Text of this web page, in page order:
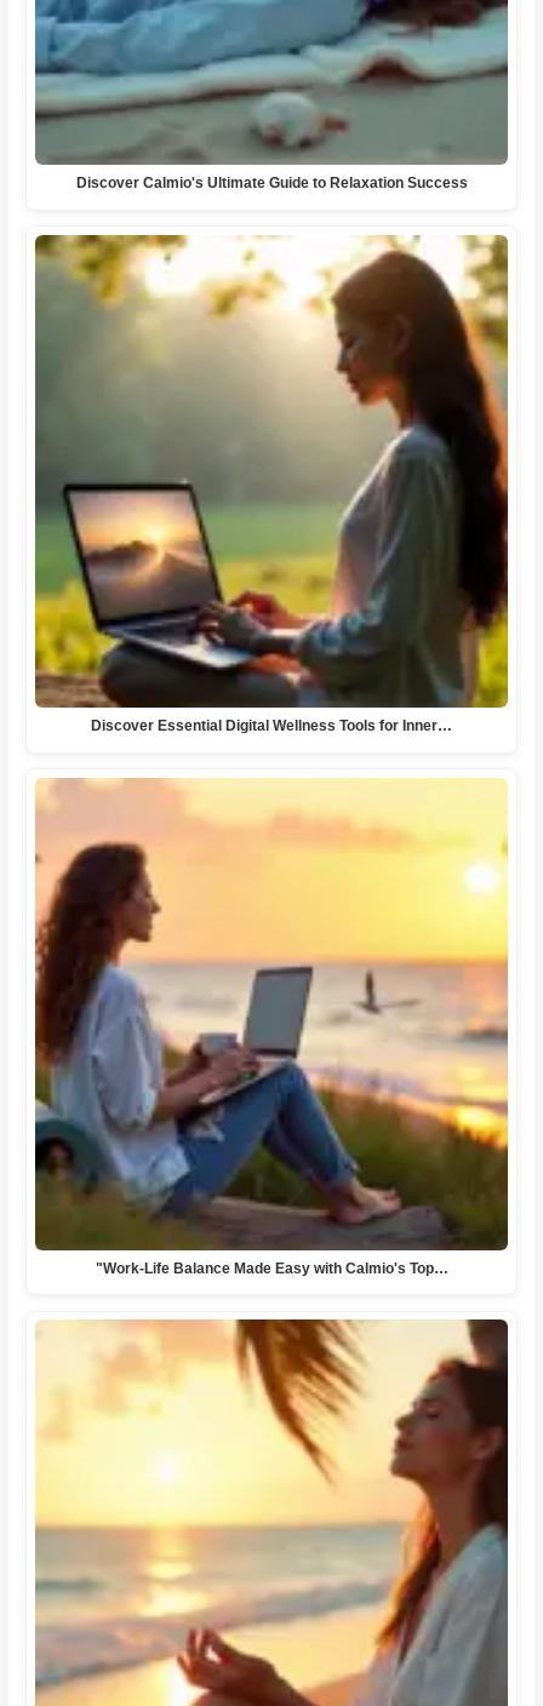
Discover Calmio's Ultimate Guide to Relaxation Success
Discover Essential Digital Wellness Tools for Inner…
"Work-Life Balance Made Easy with Calmio's Top…